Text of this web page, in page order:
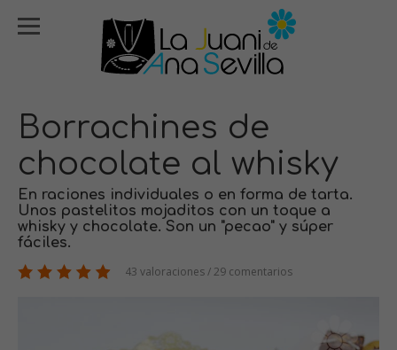
Borrachines de
chocolate al whisky
En raciones individuales o en forma de tarta.
Unos pastelitos mojaditos con un toque a
whisky y chocolate. Son un "pecao" y súper
fáciles.
43 valoraciones / 29 comentarios